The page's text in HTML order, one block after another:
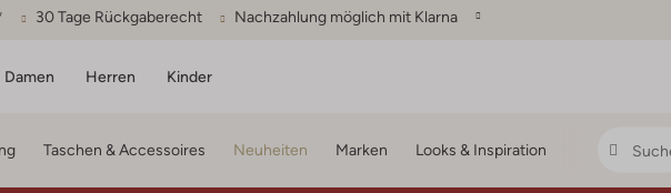
30 Tage Rückgaberecht Nachzahlung möglich mit Klarna
Damen Herren Kinder
Taschen & Accessoires Neuheiten Marken Looks & Inspiration